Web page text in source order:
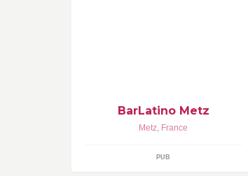
BarLatino Metz
Metz, France
PUB